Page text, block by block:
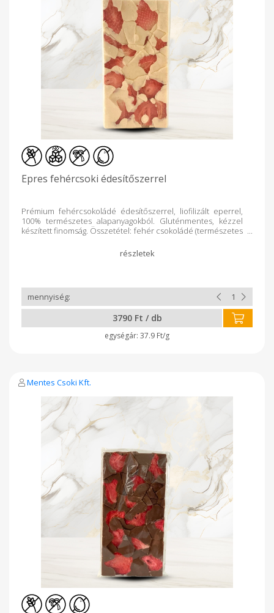
Epres fehércsoki édesítőszerrel
Prémium fehércsokoládé édesítőszerrel, liofilizált eperrel,
100% természetes alapanyagokból. Gluténmentes, kézzel
készített finomság. Összetétel: fehér csokoládé (természetes
természetes vanília), liofilizált eper Hozzáadott cukormentes,
tejcukrot tartalmaz: 9,9g/100g
3790 Ft / db
37.9 Ft/g
Mentes Csoki Kft.